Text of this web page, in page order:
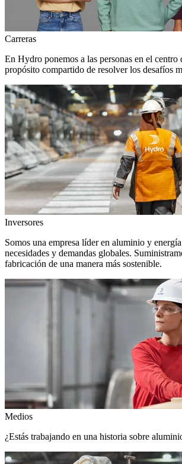
Carreras
En Hydro ponemos a las personas en el
propósito compartido de resolver los desafíos
Inversores
Somos una empresa líder en aluminio y
necesidades y demandas globales.
fabricación de una manera más sostenible.
Medios
¿Estás trabajando en una historia sobre